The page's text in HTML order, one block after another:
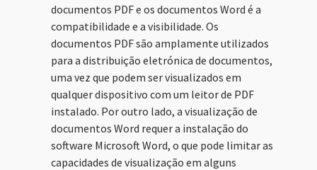
documentos PDF e os documentos Word é a
compatibilidade e a visibilidade. Os
documentos PDF são amplamente utilizados
para a distribuição eletrónica de documentos,
uma vez que podem ser visualizados em
qualquer dispositivo com um leitor de PDF
instalado. Por outro lado, a visualização de
documentos Word requer a instalação do
software Microsoft Word, o que pode limitar as
capacidades de visualização em alguns